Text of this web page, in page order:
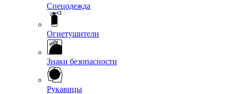
Спецодежда
Огнетушители
Знаки безопасности
Рукавицы